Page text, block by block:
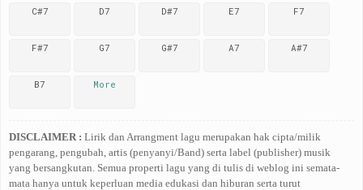
C#7 D7 D#7 E7 F7
F#7 G7 G#7 A7 A#7
B7 More
DISCLAIMER : Lirik dan Arrangment lagu merupakan hak cipta/milik
pengarang, pengubah, artis (penyanyi/Band) serta label (publisher) musik
yang bersangkutan. Semua properti lagu yang di tulis di weblog ini semata-
mata hanya untuk keperluan media edukasi dan hiburan serta turut